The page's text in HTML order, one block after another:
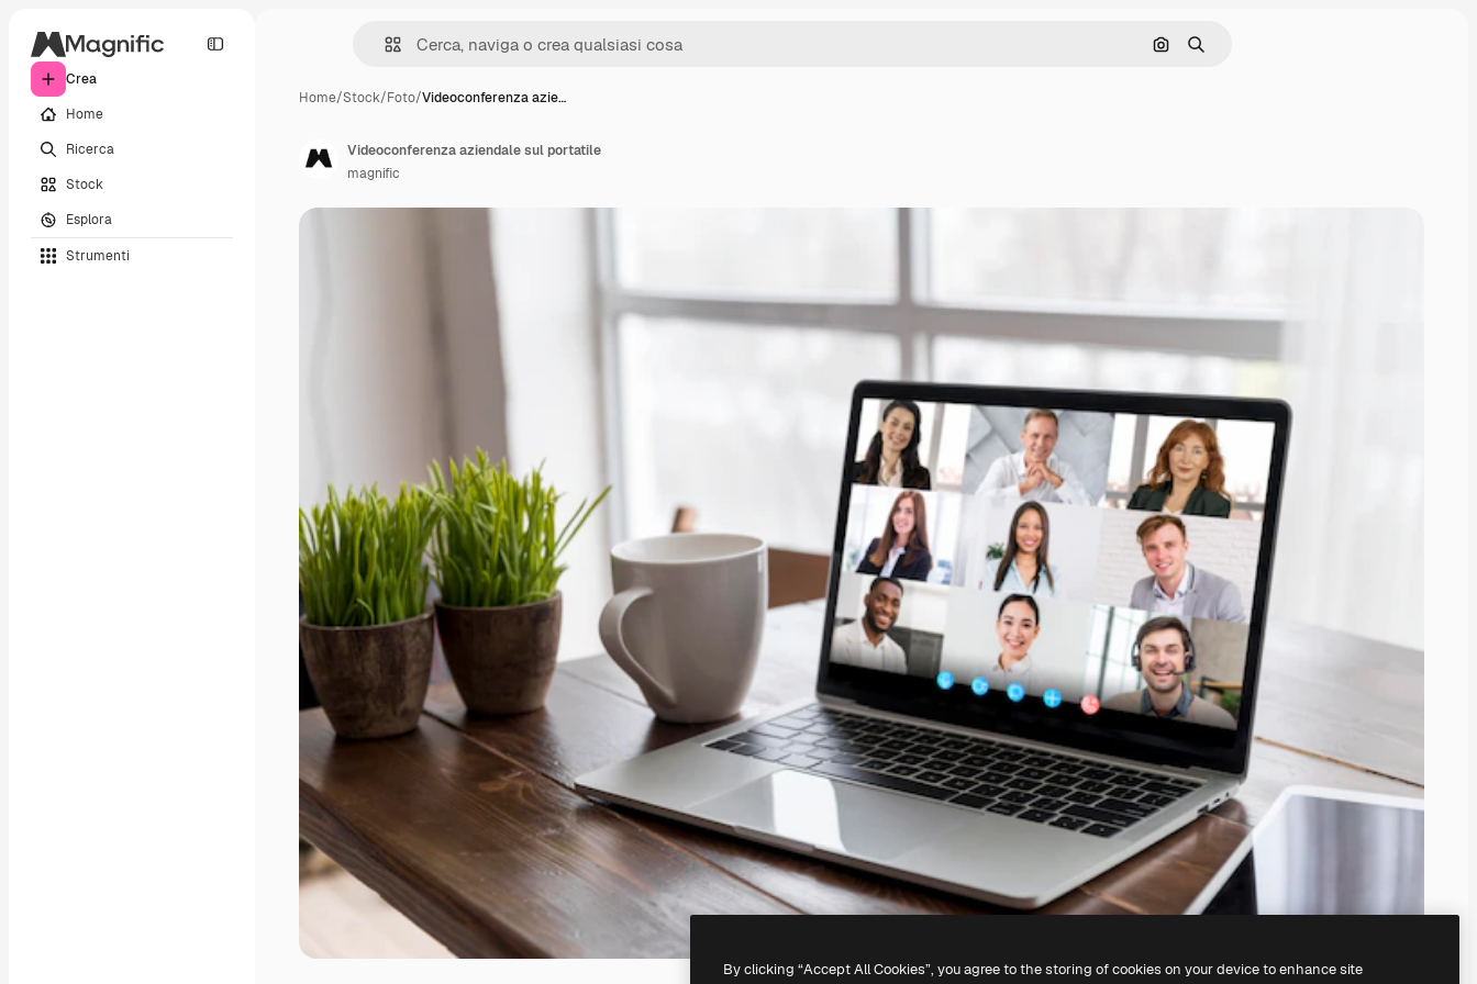
Crea
Home
Ricerca
Stock
Esplora
Strumenti
Cerca per immagine
Ricerca
Home/Stock/Foto/Videoconferenza azie…
Videoconferenza aziendale sul portatile
magnific
By clicking “Accept All Cookies”, you agree to the storing of cookies on your device to enhance site